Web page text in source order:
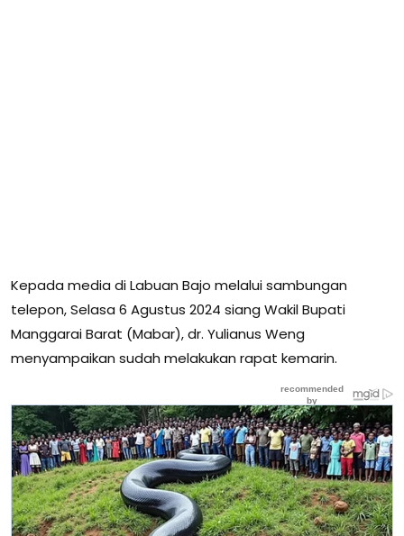
Kepada media di Labuan Bajo melalui sambungan
telepon, Selasa 6 Agustus 2024 siang Wakil Bupati
Manggarai Barat (Mabar), dr. Yulianus Weng
menyampaikan sudah melakukan rapat kemarin.